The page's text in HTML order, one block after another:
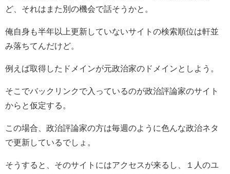
ど、それはまた別の機会で話そうかと。
俺自身も半年以上更新していないサイトの検索順位は軒並
み落ちてんだけど。
例えば取得したドメインが元政治家のドメインとしよう。
そこでバックリンクで入っているのが政治評論家のサイト
からと仮定する。
この場合、政治評論家の方は毎週のように色んな政治ネタ
で更新しているでしょ。
そうすると、そのサイトにはアクセスが来るし、１人のユ